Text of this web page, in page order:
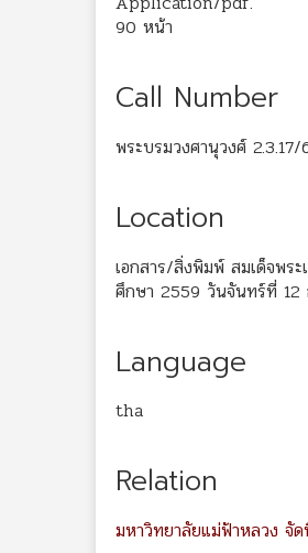
90 หน้า
Call Number
พระบรมวงศานุวงศ์ 2.3.17/
Location
เอกสาร/สิ่งพิมพ์ สมเด็จพร
ศึกษา 2559 วันจันทร์ที่ 12
Language
tha
Relation
มหาวิทยาลัยแม่ฟ้าหลวง